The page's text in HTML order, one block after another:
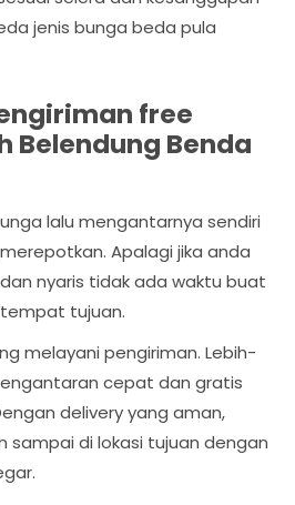
jenis bunga beda pula
free
Belendung Benda
lalu mengantarnya sendiri
Apalagi jika anda
nyaris tidak ada waktu buat
tujuan.
melayani pengiriman. Lebih-
cepat dan gratis
delivery yang aman,
sampai di lokasi tujuan dengan